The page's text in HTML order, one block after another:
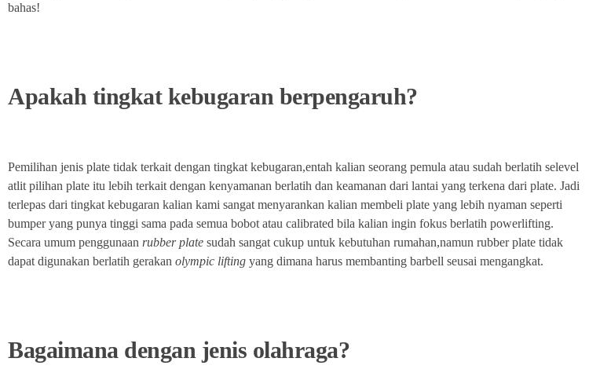
bahas!
Apakah tingkat kebugaran berpengaruh?
Pemilihan jenis plate tidak terkait dengan tingkat kebugaran,entah kalian seorang pemula atau sudah berlatih selevel
atlit pilihan plate itu lebih terkait dengan kenyamanan berlatih dan keamanan dari lantai yang terkena dari plate. Jadi
terlepas dari tingkat kebugaran kalian kami sangat menyarankan kalian membeli plate yang lebih nyaman seperti
bumper yang punya tinggi sama pada semua bobot atau calibrated bila kalian ingin fokus berlatih powerlifting.
Secara umum penggunaan rubber plate sudah sangat cukup untuk kebutuhan rumahan,namun rubber plate tidak
dapat digunakan berlatih gerakan olympic lifting yang dimana harus membanting barbell seusai mengangkat.
Bagaimana dengan jenis olahraga?